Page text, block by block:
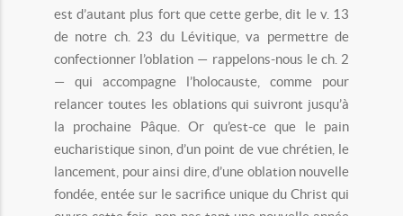
est d’autant plus fort que cette gerbe, dit le v. 13
de notre ch. 23 du Lévitique, va permettre de
confectionner l’oblation — rappelons-nous le ch. 2
— qui accompagne l’holocauste, comme pour
relancer toutes les oblations qui suivront jusqu’à
la prochaine Pâque. Or qu’est-ce que le pain
eucharistique sinon, d’un point de vue chrétien, le
lancement, pour ainsi dire, d’une oblation nouvelle
fondée, entée sur le sacrifice unique du Christ qui